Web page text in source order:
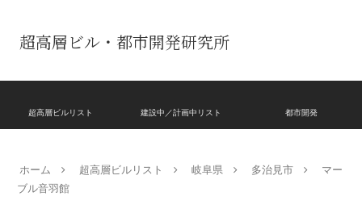
超高層ビル・都市開発研究所
超高層ビルリスト 建設中／計画中リスト 都市開発
ホーム 超高層ビルリスト 岐阜県 多治見市
マー
ブル音羽館